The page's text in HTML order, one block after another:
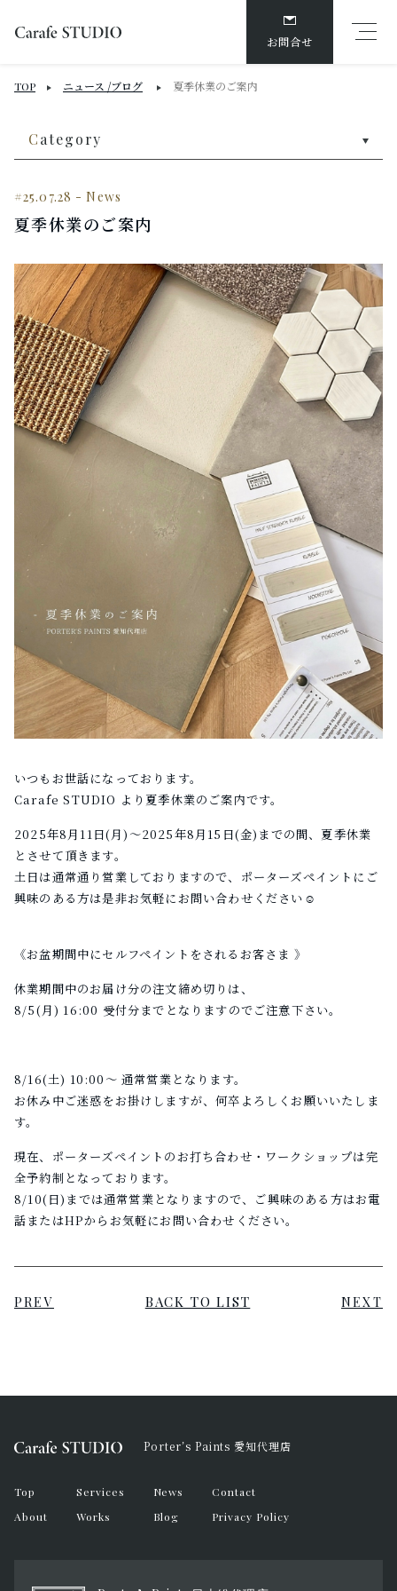
お問合せ
TOP ニュース /ブログ 夏季休業のご案内
Category
#25.07.28 -News
夏季休業のご案内
いつもお世話になっております。
Carafe STUDIO より夏季休業のご案内です。
2025年8月11日(月)〜2025年8月15日(金)までの間、夏季休業
とさせて頂きます。
土日は通常通り営業しておりますので、ポーターズペイントにご
興味のある方は是非お気軽にお問い合わせください☺
《お盆期間中にセルフペイントをされるお客さま 》
休業期間中のお届け分の注文締め切りは、
8/5(月) 16:00 受付分までとなりますのでご注意下さい。
8/16(土) 10:00〜 通常営業となります。
お休み中ご迷惑をお掛けしますが、何卒よろしくお願いいたしま
す。
現在、ポーターズペイントのお打ち合わせ・ワークショップは完
全予約制となっております。
8/10(日)までは通常営業となりますので、ご興味のある方はお電
話またはHPからお気軽にお問い合わせください。
PREV BACK TO LIST NEXT
Porter’s Paints 愛知代理店
Top
About
Services
Works
News
Blog
Contact
Privacy Policy